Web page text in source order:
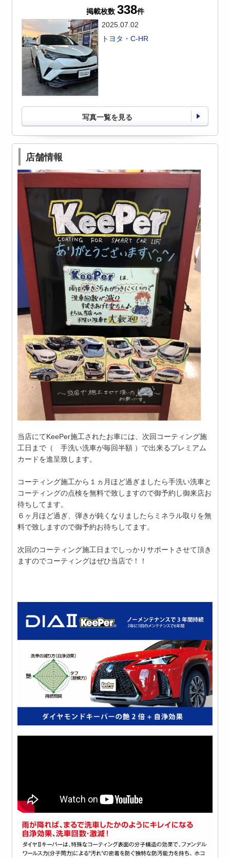
掲載枚数 338件
2025.07.02
トヨタ・C-HR
写真一覧を見る
店舗情報
当店にてKeePer施工されたお車には、次回コーティング施
工日まで（ 手洗い洗車が毎回半額 ）で出来るプレミアム
カードを進呈致します。
コーティング施工から１ヵ月ほど過ぎましたら手洗い洗車と
コーティングの点検を無料で致しますので御予約し御来店お
待ちしてます。
６ヶ月ほど過ぎ、弾きが鈍くなりましたらミネラル取りを無
料で致しますので御予約お待ちしてます。
次回のコーティング施工日までしっかりサポートさせて頂き
ますのでコーティングはぜひ当店で！！